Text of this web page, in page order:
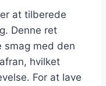
at tilberede
Denne ret
smag med den
hvilket
For at lave